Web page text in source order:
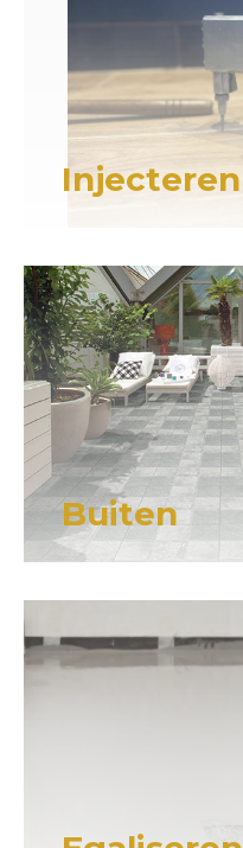
Injecteren
Buiten